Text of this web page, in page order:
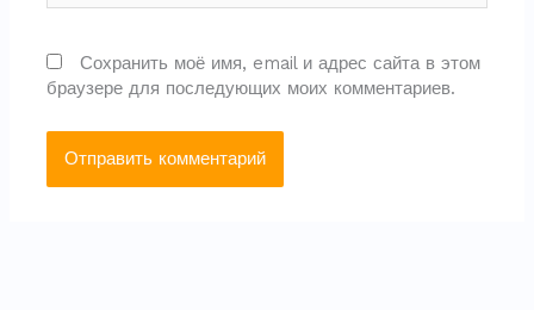
Сохранить моё имя, email и адрес сайта в этом
браузере для последующих моих комментариев.